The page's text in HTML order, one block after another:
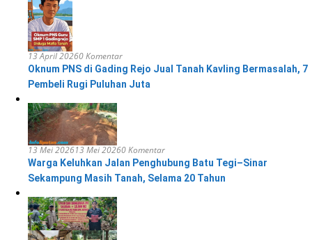
13 April 20260 Komentar
Oknum PNS di Gading Rejo Jual Tanah Kavling Bermasalah, 7
Pembeli Rugi Puluhan Juta
13 Mei 202613 Mei 20260 Komentar
Warga Keluhkan Jalan Penghubung Batu Tegi–Sinar
Sekampung Masih Tanah, Selama 20 Tahun